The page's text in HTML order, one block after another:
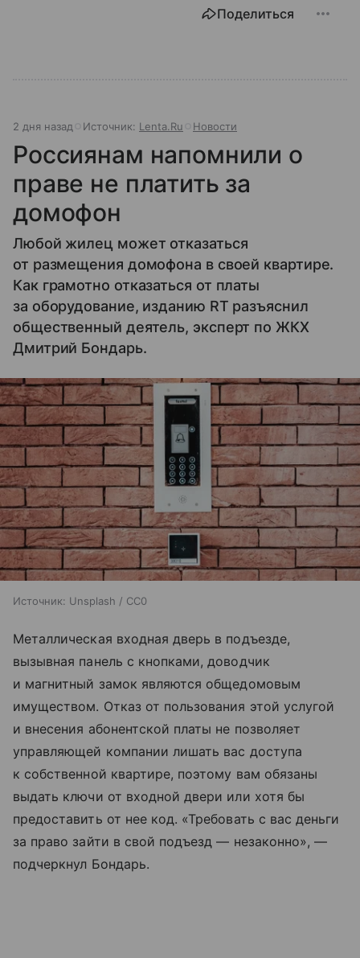
Поделиться
2 дня назад Источник: Lenta.Ru Новости
Россиянам напомнили о
праве не платить за
домофон
Любой жилец может отказаться
от размещения домофона в своей квартире.
Как грамотно отказаться от платы
за оборудование, изданию RT разъяснил
общественный деятель, эксперт по ЖКХ
Дмитрий Бондарь.
Источник: Unsplash / CC0
Металлическая входная дверь в подъезде,
вызывная панель с кнопками, доводчик
и магнитный замок являются общедомовым
имуществом. Отказ от пользования этой услугой
и внесения абонентской платы не позволяет
управляющей компании лишать вас доступа
к собственной квартире, поэтому вам обязаны
выдать ключи от входной двери или хотя бы
предоставить от нее код. «Требовать с вас деньги
за право зайти в свой подъезд — незаконно», —
подчеркнул Бондарь.